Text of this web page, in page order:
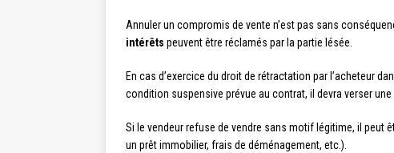
Annuler un compromis de vente n’est pas sans
intérêts peuvent être réclamés par la partie lésée.
En cas d’exercice du droit de rétractation par l’acheteur
condition suspensive prévue au contrat, il devra verser
Si le vendeur refuse de vendre sans motif légitime, il peut
un prêt immobilier, frais de déménagement, etc.).